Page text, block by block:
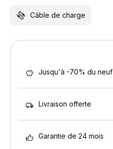
Câble de charge
Jusqu'à -70% du neuf
Livraison offerte
Garantie de 24 mois